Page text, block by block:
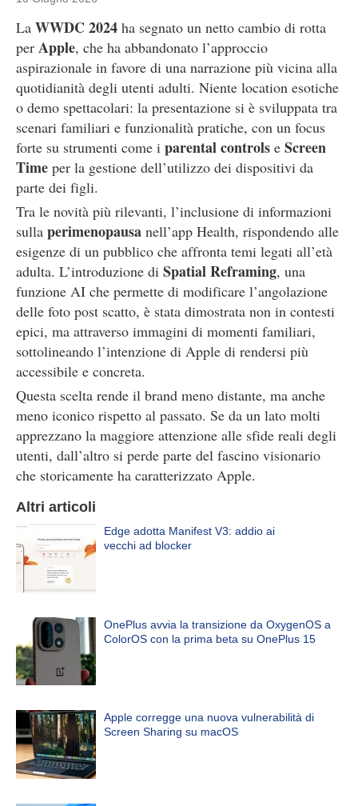
La WWDC 2024 ha segnato un netto cambio di rotta
per Apple, che ha abbandonato l’approccio
aspirazionale in favore di una narrazione più vicina alla
quotidianità degli utenti adulti. Niente location esotiche
o demo spettacolari: la presentazione si è sviluppata tra
scenari familiari e funzionalità pratiche, con un focus
forte su strumenti come i parental controls e Screen
Time per la gestione dell’utilizzo dei dispositivi da
parte dei figli.
Tra le novità più rilevanti, l’inclusione di informazioni
sulla perimenopausa nell’app Health, rispondendo alle
esigenze di un pubblico che affronta temi legati all’età
adulta. L’introduzione di Spatial Reframing, una
funzione AI che permette di modificare l’angolazione
delle foto post scatto, è stata dimostrata non in contesti
epici, ma attraverso immagini di momenti familiari,
sottolineando l’intenzione di Apple di rendersi più
accessibile e concreta.
Questa scelta rende il brand meno distante, ma anche
meno iconico rispetto al passato. Se da un lato molti
apprezzano la maggiore attenzione alle sfide reali degli
utenti, dall’altro si perde parte del fascino visionario
che storicamente ha caratterizzato Apple.
Altri articoli
Edge adotta Manifest V3: addio ai
vecchi ad blocker
OnePlus avvia la transizione da OxygenOS a
ColorOS con la prima beta su OnePlus 15
Apple corregge una nuova vulnerabilità di
Screen Sharing su macOS